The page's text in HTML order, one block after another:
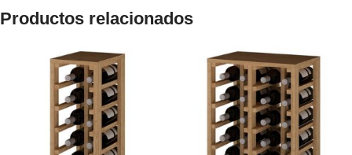
Productos relacionados